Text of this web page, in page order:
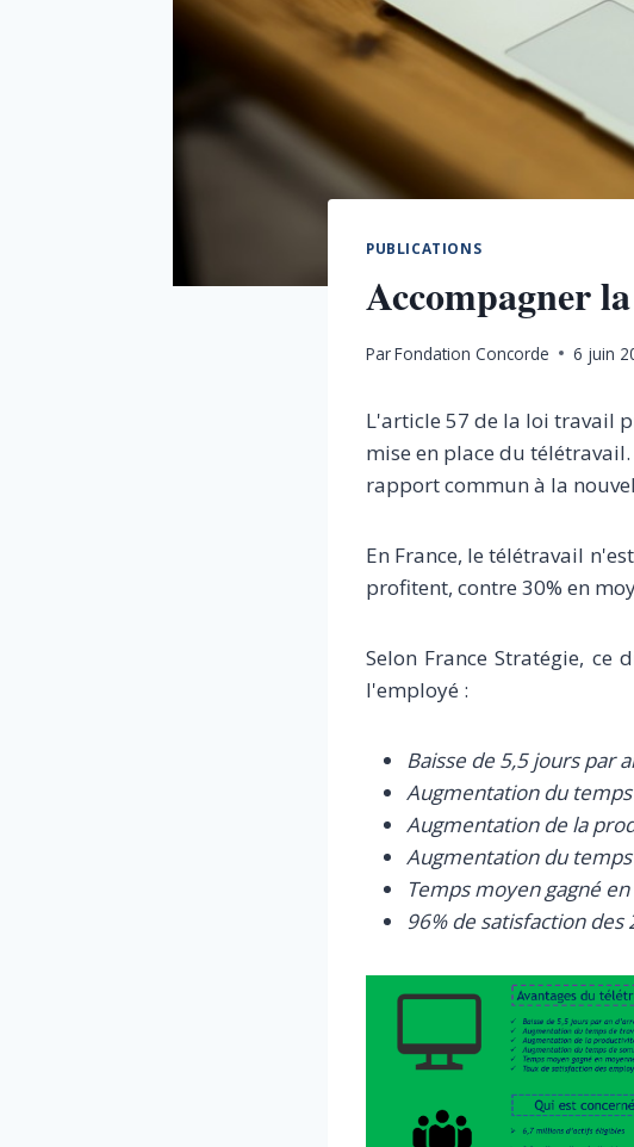
PUBLICATIONS
Accompagner
ParFondation Concorde 6 juin
L'article 57 de la loi travail
mise en place du
rapport commun à la
En France, le télétravail
profitent, contre 30% en
Selon France Stratégie,
l'employé :
Baisse de 5,5 jours par
Augmentation du
Augmentation de la
Augmentation du
Temps moyen gagné
96% de satisfaction